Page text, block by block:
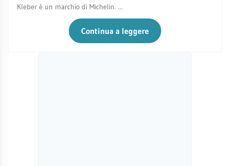
Kleber è un marchio di Michelin. ...
Continua a leggere